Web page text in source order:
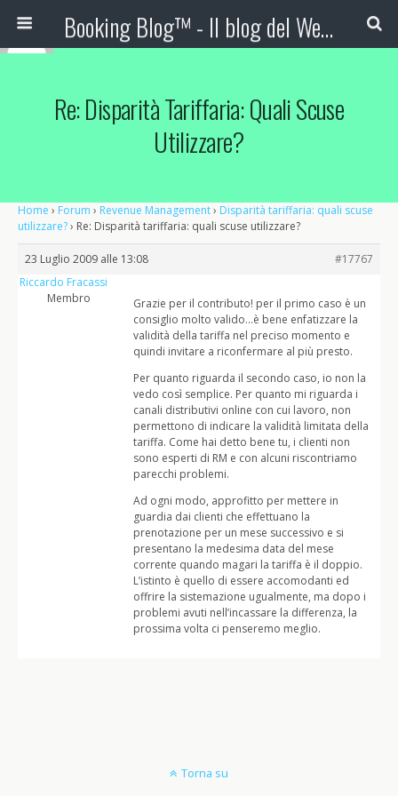
Booking Blog™ - Il blog del Web Marketing Turistico
Re: Disparità Tariffaria: Quali Scuse
Utilizzare?
Home › Forum › Revenue Management› Disparità tariffaria: quali scuse
utilizzare?› Re: Disparità tariffaria: quali scuse utilizzare?
23 Luglio 2009 alle 13:08
#17767
Riccardo Fracassi
Membro
Grazie per il contributo! per il primo caso è un
consiglio molto valido…è bene enfatizzare la
validità della tariffa nel preciso momento e
quindi invitare a riconfermare al più presto.
Per quanto riguarda il secondo caso, io non la
vedo così semplice. Per quanto mi riguarda i
canali distributivi online con cui lavoro, non
permettono di indicare la validità limitata della
tariffa. Come hai detto bene tu, i clienti non
sono esperti di RM e con alcuni riscontriamo
parecchi problemi.
Ad ogni modo, approfitto per mettere in
guardia dai clienti che effettuano la
prenotazione per un mese successivo e si
presentano la medesima data del mese
corrente quando magari la tariffa è il doppio.
L’istinto è quello di essere accomodanti ed
offrire la sistemazione ugualmente, ma dopo i
problemi avuti nell’incassare la differenza, la
prossima volta ci penseremo meglio.
Torna su